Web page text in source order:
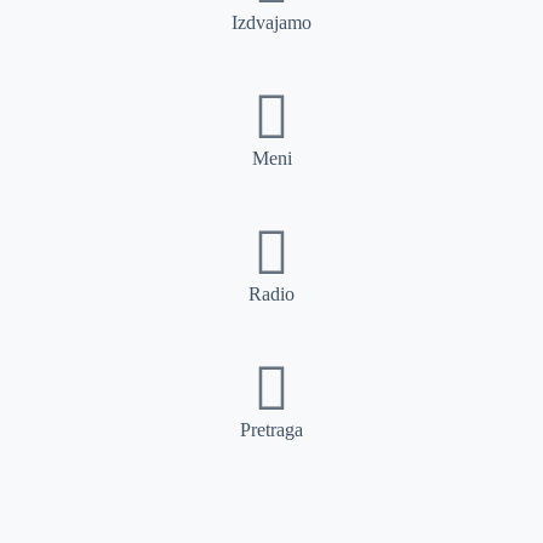
Izdvajamo
Meni
Radio
Pretraga